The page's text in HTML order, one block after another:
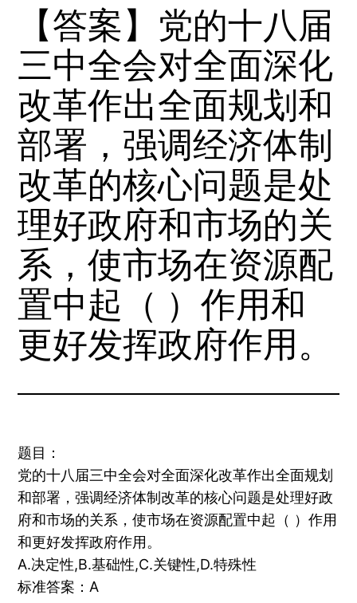
【答案】党的十八届
三中全会对全面深化
改革作出全面规划和
部署，强调经济体制
改革的核心问题是处
理好政府和市场的关
系，使市场在资源配
置中起（ ）作用和
更好发挥政府作用。
题目：
党的十八届三中全会对全面深化改革作出全面规划
和部署，强调经济体制改革的核心问题是处理好政
府和市场的关系，使市场在资源配置中起（ ）作用
和更好发挥政府作用。
A.决定性,B.基础性,C.关键性,D.特殊性
标准答案：A